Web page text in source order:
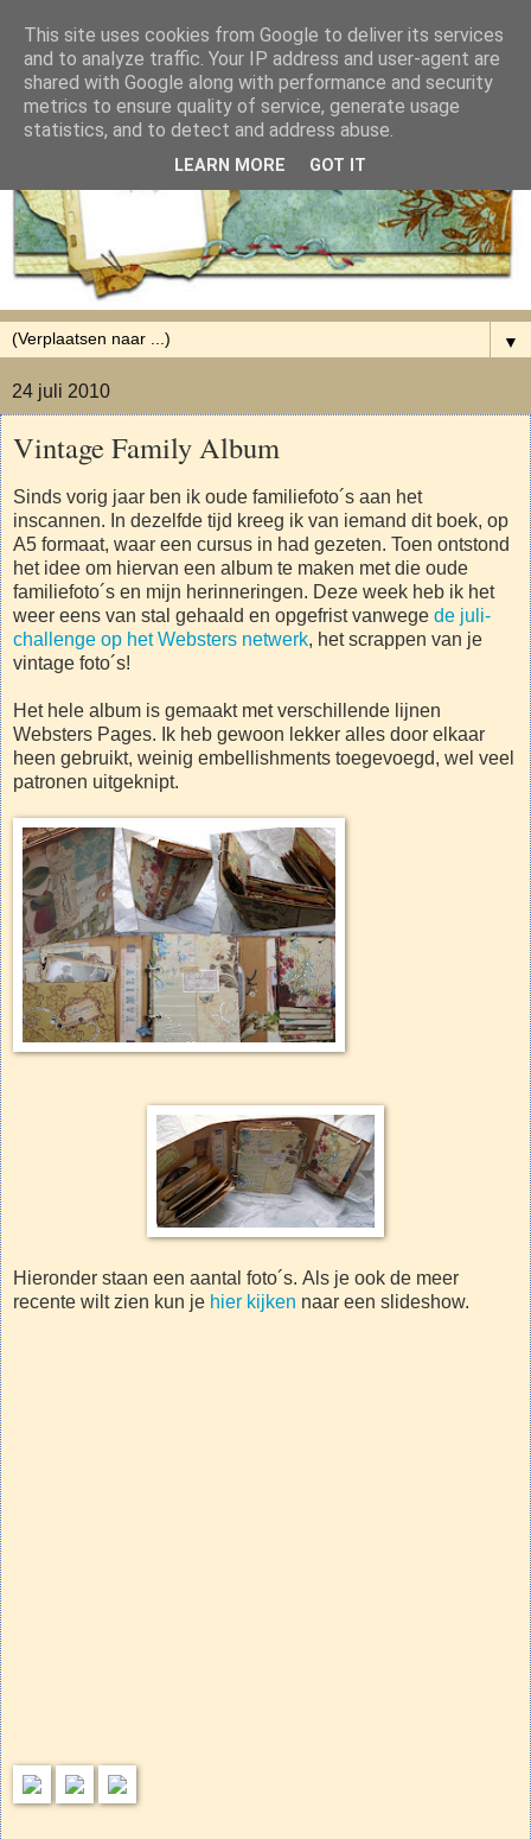
▼
24 juli 2010
Vintage Family Album
Sinds vorig jaar ben ik oude familiefoto´s aan het
inscannen. In dezelfde tijd kreeg ik van iemand dit boek, op
A5 formaat, waar een cursus in had gezeten. Toen ontstond
het idee om hiervan een album te maken met die oude
familiefoto´s en mijn herinneringen. Deze week heb ik het
weer eens van stal gehaald en opgefrist vanwege de juli-
challenge op het Websters netwerk, het scrappen van je
vintage foto´s!
Het hele album is gemaakt met verschillende lijnen
Websters Pages. Ik heb gewoon lekker alles door elkaar
heen gebruikt, weinig embellishments toegevoegd, wel veel
patronen uitgeknipt.
Hieronder staan een aantal foto´s. Als je ook de meer
recente wilt zien kun je hier kijken naar een slideshow.
This site uses cookies from Google to deliver its services
and to analyze traffic. Your IP address and user-agent are
shared with Google along with performance and security
metrics to ensure quality of service, generate usage
statistics, and to detect and address abuse.
LEARN MORE GOT IT